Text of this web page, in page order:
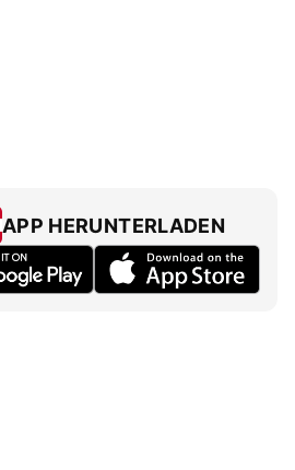
APP HERUNTERLADEN